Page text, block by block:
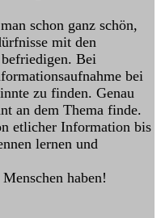
schon ganz schön,
mit den
Bei
bei
zu finden. Genau
an dem Thema finde.
etlicher Information bis
lernen und
haben!